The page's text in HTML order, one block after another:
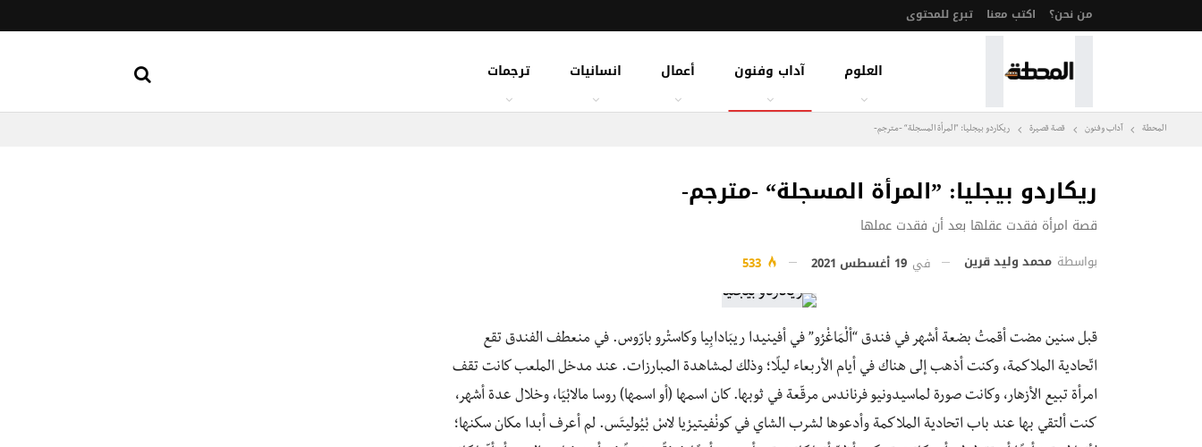
من نحن؟ اكتب معنا تبرع للمحتوى
العلوم آداب وفنون أعمال انسانيات ترجمات
المحطة آداب وفنون قصة قصيرة ريكاردو بيجليا: ”المرأة المسجلة“ -مترجم-
ريكاردو بيجليا: ”المرأة المسجلة“ -مترجم-
قصة امرأة فقدت عقلها بعد أن فقدت عملها
بواسطة محمد وليد قرين في 19 أغسطس 2021
قبل سنين مضت أقمتُ بضعة أشهر في فندق “ألْمَاغْرُو” في أفينيدا ريبَادابِيا وكاستْرو بارّوس. في منعطف الفندق تقع
اتّحادية الملاكمة، وكنت أذهب إلى هناك في أيام الأربعاء ليلًا؛ وذلك لمشاهدة المبارزات. عند مدخل الملعب كانت تقف
امرأة تبيع الأزهار، وكانت صورة لماسيدونيو فرناندس مرقّعة في ثوبها. كان اسمها (أو اسمها) روسا مالابْيَا، وخلال عدة أشهر،
كنت ألتقي بها عند باب اتحادية الملاكمة وأدعوها لشرب الشاي في كونْفيتيرْيا لاسْ بْيُوليتَس. لم أعرف أبدا مكان سكنها؛